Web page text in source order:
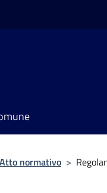
Atto normativo >